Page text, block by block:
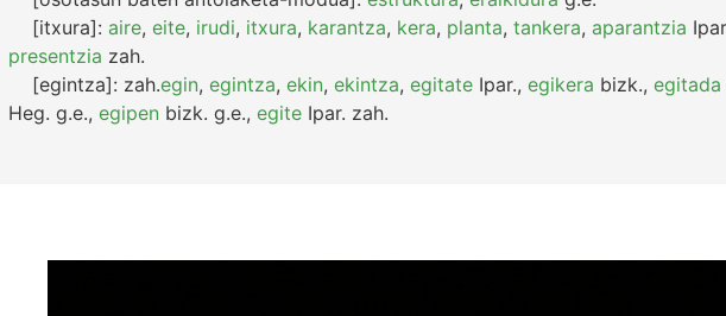
[itxura]: aire, eite, irudi, itxura, karantza, kera, planta, tankera, aparantzia
presentzia zah.
[egintza]: zah.egin, egintza, ekin, ekintza, egitate Ipar., egikera bizk., egitada
Heg. g.e., egipen bizk. g.e., egite Ipar. zah.